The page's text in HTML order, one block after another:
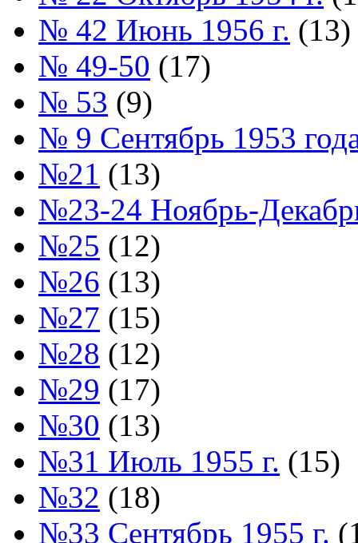
№ 42 Июнь 1956 г. (13)
№ 49-50 (17)
№ 53 (9)
№ 9 Сентябрь 1953
№21 (13)
№23-24 Ноябрь-
№25 (12)
№26 (13)
№27 (15)
№28 (12)
№29 (17)
№30 (13)
№31 Июль 1955 г. (15)
№32 (18)
№33 Сентябрь 1955 г.